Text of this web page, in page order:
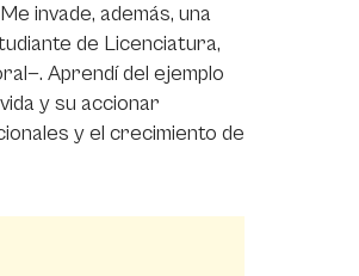
invade, además, una
de Licenciatura,
Aprendí del ejemplo
y su accionar
y el crecimiento de